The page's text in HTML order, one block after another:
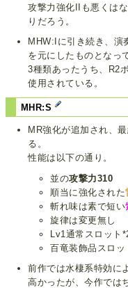
攻撃力強化IIも悪くは
りだろう。
MHW:Iに引き続き、演
を元にしたものとなっ
3種類あったうち、R2
使用されている。
MHR:S
MR強化が追加され、
る。
性能は以下の通り。
並の攻撃力310
順当に強化された
斬れ味は素で短い
旋律は変更無し
Lv1通常スロット
百竜装飾品スロッ
前作では水棲系特効に
高かったが、今作では